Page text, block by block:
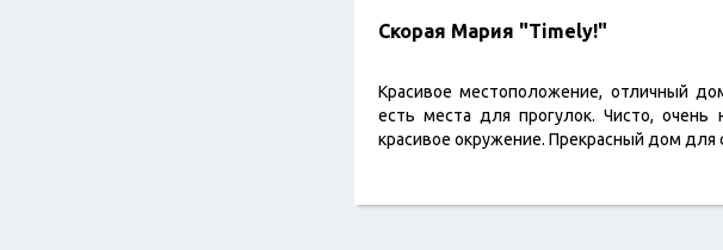
Скорая Мария "Timely!"
Красивое местоположение, отличный
есть места для прогулок. Чисто,
красивое окружение. Прекрасный дом для